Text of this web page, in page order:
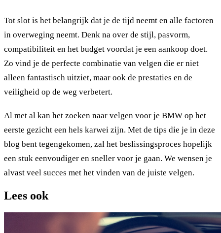
Tot slot is het belangrijk dat je de tijd neemt en alle factoren
in overweging neemt. Denk na over de stijl, pasvorm,
compatibiliteit en het budget voordat je een aankoop doet.
Zo vind je de perfecte combinatie van velgen die er niet
alleen fantastisch uitziet, maar ook de prestaties en de
veiligheid op de weg verbetert.
Al met al kan het zoeken naar velgen voor je BMW op het
eerste gezicht een hels karwei zijn. Met de tips die je in deze
blog bent tegengekomen, zal het beslissingsproces hopelijk
een stuk eenvoudiger en sneller voor je gaan. We wensen je
alvast veel succes met het vinden van de juiste velgen.
Lees ook